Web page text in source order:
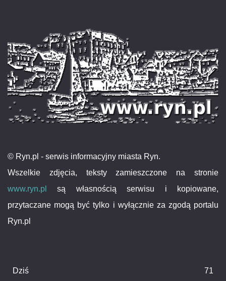
© Ryn.pl - serwis informacyjny miasta Ryn.
Wszelkie zdjęcia, teksty zamieszczone na stronie
www.ryn.pl
są własnością serwisu i kopiowane,
przytaczane mogą być tylko i wyłącznie za zgodą portalu
Ryn.pl
Dziś 71